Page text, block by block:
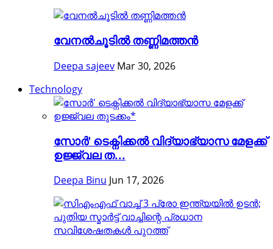
വേനൽചൂടിൽ തണ്ണിമത്തൻ
Deepa sajeev Mar 30, 2026
Technology
സോർ' ടെക്നിക്കൽ വിദ്യാഭ്യാസ മേളക്ക്
ഉജ്ജ്വല ത...
Deepa Binu Jun 17, 2026